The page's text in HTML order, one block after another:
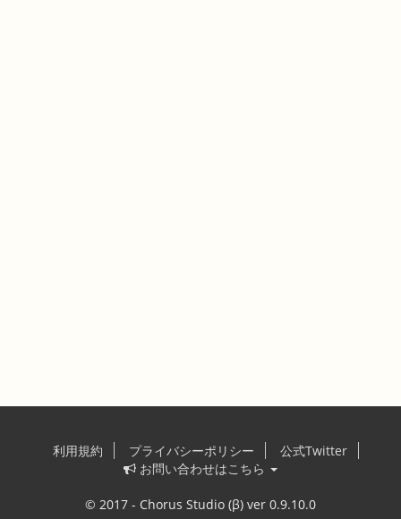
利用規約 プライバシーポリシー
公式Twitter
お問い合わせはこちら
© 2017 - Chorus Studio (β) ver 0.9.10.0